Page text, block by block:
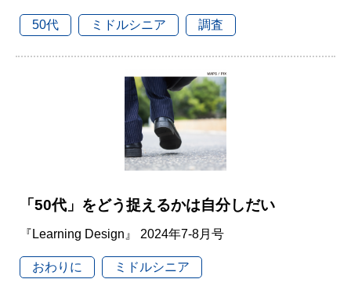
50代 ミドルシニア 調査
「50代」をどう捉えるかは自分しだい
『Learning Design』 2024年7-8月号
おわりに ミドルシニア